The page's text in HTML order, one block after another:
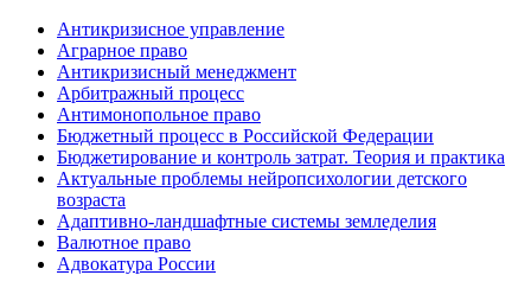
Антикризисное управление
Аграрное право
Антикризисный менеджмент
Арбитражный процесс
Антимонопольное право
Бюджетный процесс в Российской Федерации
Бюджетирование и контроль затрат. Теория и практика
Актуальные проблемы нейропсихологии детского
возраста
Адаптивно-ландшафтные системы земледелия
Валютное право
Адвокатура России